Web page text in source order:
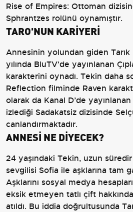
Rise of Empires: Ottoman
Sphrantzes rolünü oynamıştır.
TARO'NUN KARİYERİ
Annesinin yolundan giden
yılında BluTV'de yayınlanan
karakterini oynadı. Tekin daha
Reflection filminde Raven
olarak da Kanal D’de
izlediği Sadakatsiz dizisinde
canlandırmaktadır.
ANNESİ NE DİYECEK?
24 yaşındaki Tekin, uzun
sevgilisi Sofia ile aşklarına tam
Aşklarını sosyal medya
eksik etmeyen tatlı çift
atıldı. Bu iddia doğrultusunda